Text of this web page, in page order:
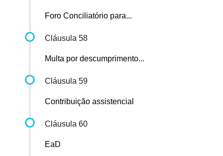
Foro Conciliatório para...
Cláusula 58
Multa por descumprimento...
Cláusula 59
Contribuição assistencial
Cláusula 60
EaD